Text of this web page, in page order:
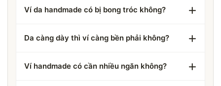
Ví da handmade có bị bong tróc không?
Da càng dày thì ví càng bền phải không?
Ví handmade có cần nhiều ngăn không?